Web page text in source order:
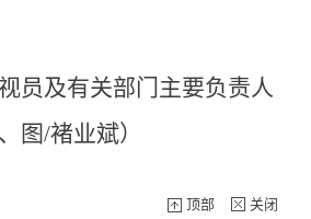
员及有关部门主要负责人
图/褚业斌）
顶部 关闭